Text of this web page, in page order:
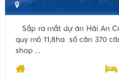
Sắp ra mắt dự án Hải An
quy mô 11,8ha số căn 370
shop ...